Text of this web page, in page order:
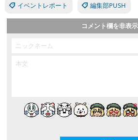
イベントレポート 編集部PUSH
コメント欄を非表示